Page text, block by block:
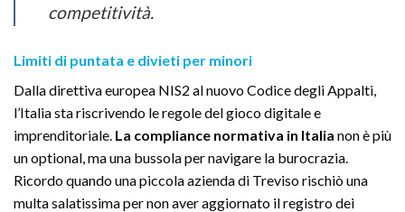
competitività.
Limiti di puntata e divieti per minori
Dalla direttiva europea NIS2 al nuovo Codice degli Appalti,
l’Italia sta riscrivendo le regole del gioco digitale e
imprenditoriale. La compliance normativa in Italia non è più
un optional, ma una bussola per navigare la burocrazia.
Ricordo quando una piccola azienda di Treviso rischiò una
multa salatissima per non aver aggiornato il registro dei